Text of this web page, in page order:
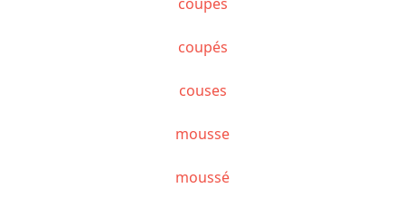
coupés
couses
mousse
moussé